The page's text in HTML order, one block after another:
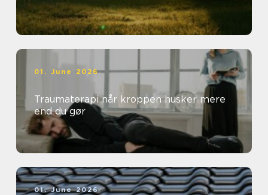
01. June 2026
Traumaterapi når kroppen husker mere
end du gør
01. June 2026